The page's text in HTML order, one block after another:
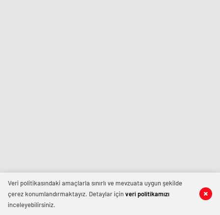
Veri politikasındaki amaçlarla sınırlı ve mevzuata uygun şekilde
çerez konumlandırmaktayız. Detaylar içinveri politikamızı
inceleyebilirsiniz.